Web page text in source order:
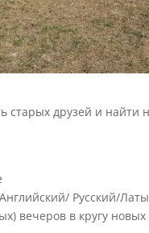
старых друзей и найти
Русский/
вечеров в кругу новых